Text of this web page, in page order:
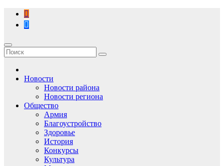
Перейти
содержимому
Новости
Новости района
Новости региона
Общество
Армия
Благоустройство
Здоровье
История
Конкурсы
Культура